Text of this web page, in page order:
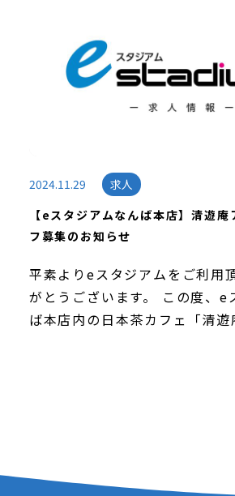
2024.11.29
求人
【eスタジアムなんば本店】清遊庵
フ募集のお知らせ
平素よりeスタジアムをご利用
がとうございます。 この度、e
ば本店内の日本茶カフェ「清遊